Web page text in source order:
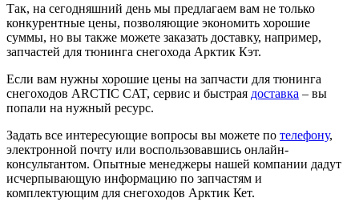
Так, на сегодняшний день мы предлагаем вам не только
конкурентные цены, позволяющие экономить хорошие
суммы, но вы также можете заказать доставку, например,
запчастей для тюнинга снегохода Арктик Кэт.
Если вам нужны хорошие цены на запчасти для тюнинга
снегоходов ARCTIC CAT, сервис и быстрая доставка – вы
попали на нужный ресурс.
Задать все интересующие вопросы вы можете по телефону,
электронной почту или воспользовавшись онлайн-
консультантом. Опытные менеджеры нашей компании дадут
исчерпывающую информацию по запчастям и
комплектующим для снегоходов Арктик Кет.